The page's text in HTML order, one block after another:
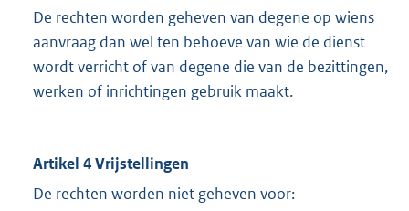
De rechten worden geheven van degene op wiens
aanvraag dan wel ten behoeve van wie de dienst
wordt verricht of van degene die van de bezittingen,
werken of inrichtingen gebruik maakt.
Artikel 4 Vrijstellingen
De rechten worden niet geheven voor: